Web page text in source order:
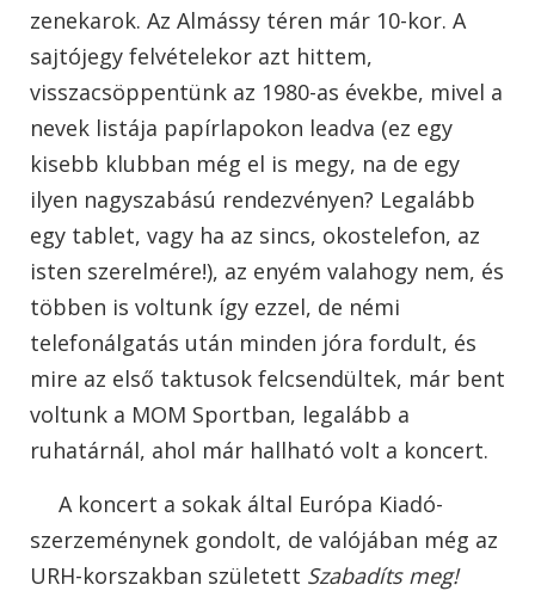
zenekarok. Az Almássy téren már 10-kor. A
sajtójegy felvételekor azt hittem,
visszacsöppentünk az 1980-as évekbe, mivel a
nevek listája papírlapokon leadva (ez egy
kisebb klubban még el is megy, na de egy
ilyen nagyszabású rendezvényen? Legalább
egy tablet, vagy ha az sincs, okostelefon, az
isten szerelmére!), az enyém valahogy nem, és
többen is voltunk így ezzel, de némi
telefonálgatás után minden jóra fordult, és
mire az első taktusok felcsendültek, már bent
voltunk a MOM Sportban, legalább a
ruhatárnál, ahol már hallható volt a koncert.
A koncert a sokak által Európa Kiadó-
szerzeménynek gondolt, de valójában még az
URH-korszakban született Szabadíts meg!